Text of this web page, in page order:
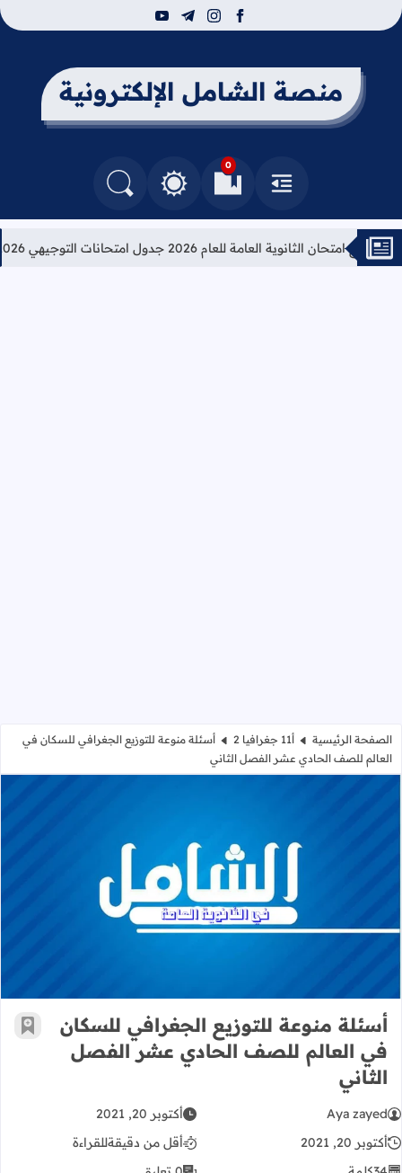
facebook
instagram
telegram
youtube
منصة الشامل الإلكترونية
القائمة
0
العلامات المرجعيةالتغيير بين الوضع النهاري والداكن
البحث في المدونة
امتحان الثانوية العامة للعام 2026 جدول امتحانات التوجيهي 2026
الصفحة الرئيسية أ11 جغرافيا 2
أسئلة منوعة للتوزيع الجغرافي للسكان في
العالم للصف الحادي عشر الفصل الثاني
أسئلة منوعة للتوزيع الجغرافي
أسئلة منوعة للتوزيع الجغرافي للسكان
في العالم للصف الحادي عشر الفصل
الثاني
أضف
Aya zayed
أكتوبر 20, 2021
أكتوبر 20, 2021
أقل من دقيقةللقراءة